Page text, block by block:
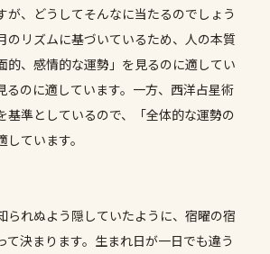
が、どうしてそんなに当たるのでしょう
のリズムに基づいているため、人の本質
的、感情的な運勢」を見るのに適してい
るのに適しています。一方、西洋占星術
基準としているので、「全体的な運勢の
ています。
られぬよう隠していたように、宿曜の宿
て決まります。生まれ日が一日でも違う